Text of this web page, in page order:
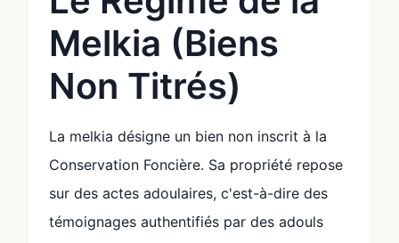
Melkia (Biens
Non Titrés)
La melkia désigne un bien non inscrit à la
Conservation Foncière. Sa propriété repose
sur des actes adoulaires, c'est-à-dire des
témoignages authentifiés par des adouls